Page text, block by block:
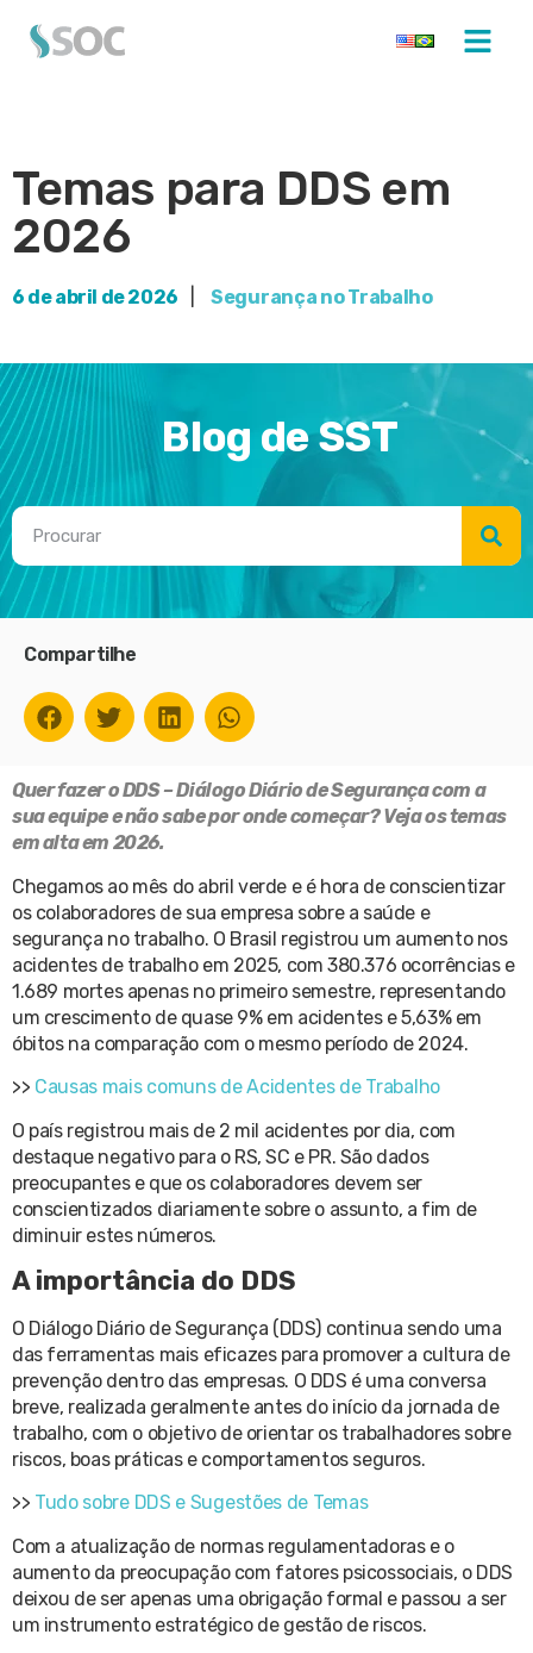
Temas para DDS em
2026
6 de abril de 2026 Segurança no Trabalho
Blog de SST
Compartilhe
Quer fazer o DDS – Diálogo Diário de Segurança com a
sua equipe e não sabe por onde começar? Veja os temas
em alta em 2026.
Chegamos ao mês do abril verde e é hora de conscientizar
os colaboradores de sua empresa sobre a saúde e
segurança no trabalho. O Brasil registrou um aumento nos
acidentes de trabalho em 2025, com 380.376 ocorrências e
1.689 mortes apenas no primeiro semestre, representando
um crescimento de quase 9% em acidentes e 5,63% em
óbitos na comparação com o mesmo período de 2024.
>> Causas mais comuns de Acidentes de Trabalho
O país registrou mais de 2 mil acidentes por dia, com
destaque negativo para o RS, SC e PR. São dados
preocupantes e que os colaboradores devem ser
conscientizados diariamente sobre o assunto, a fim de
diminuir estes números.
A importância do DDS
O Diálogo Diário de Segurança (DDS) continua sendo uma
das ferramentas mais eficazes para promover a cultura de
prevenção dentro das empresas. O DDS é uma conversa
breve, realizada geralmente antes do início da jornada de
trabalho, com o objetivo de orientar os trabalhadores sobre
riscos, boas práticas e comportamentos seguros.
>> Tudo sobre DDS e Sugestões de Temas
Com a atualização de normas regulamentadoras e o
aumento da preocupação com fatores psicossociais, o DDS
deixou de ser apenas uma obrigação formal e passou a ser
um instrumento estratégico de gestão de riscos.